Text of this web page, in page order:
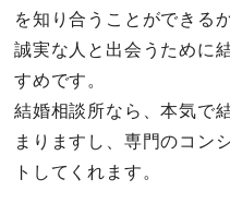
を知り合うことができる
誠実な人と出会うために
すめです。
結婚相談所なら、本気で
まりますし、専門のコン
トしてくれます。